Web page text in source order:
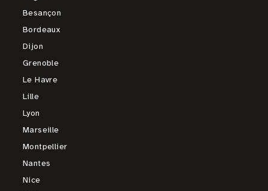
Besançon
Bordeaux
Dijon
Grenoble
Le Havre
Lille
Lyon
Marseille
Montpellier
Nantes
Nice